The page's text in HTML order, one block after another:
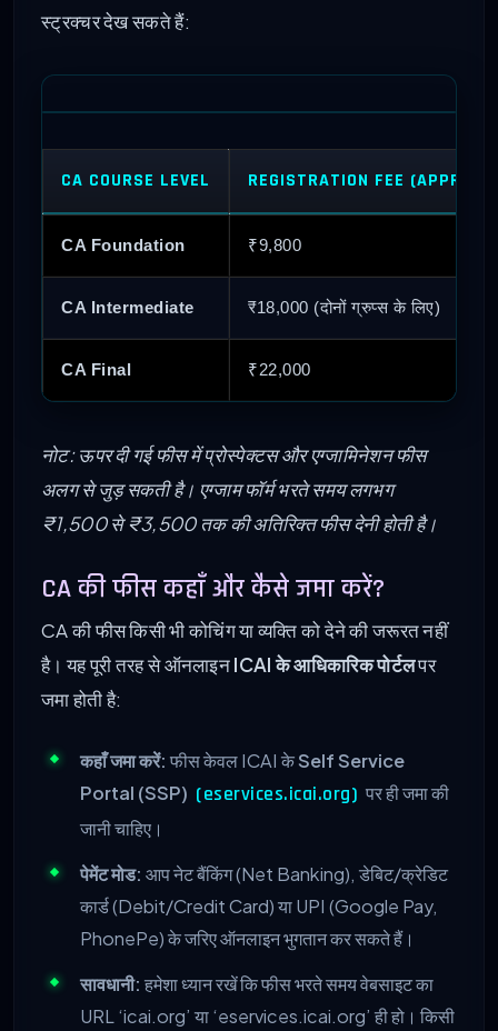
स्ट्रक्चर देख सकते हैं:
CA COURSE LEVEL REGISTRATION FEE (APPROX.)
CA Foundation ₹9,800
CA Intermediate ₹18,000 (दोनों ग्रुप्स के लिए)
CA Final ₹22,000
नोट: ऊपर दी गई फीस में प्रोस्पेक्टस और एग्जामिनेशन फीस
अलग से जुड़ सकती है। एग्जाम फॉर्म भरते समय लगभग
₹1,500 से ₹3,500 तक की अतिरिक्त फीस देनी होती है।
CA की फीस कहाँ और कैसे जमा करें?
CA की फीस किसी भी कोचिंग या व्यक्ति को देने की जरूरत नहीं
है। यह पूरी तरह से ऑनलाइनICAI के आधिकारिक पोर्टलपर
जमा होती है:
कहाँ जमा करें: फीस केवल ICAI केSelf Service
Portal (SSP) (eservices.icai.org) पर ही जमा की
जानी चाहिए।
पेमेंट मोड: आप नेट बैंकिंग (Net Banking), डेबिट/क्रेडिट
कार्ड (Debit/Credit Card) या UPI (Google Pay,
PhonePe) के जरिए ऑनलाइन भुगतान कर सकते हैं।
सावधानी: हमेशा ध्यान रखें कि फीस भरते समय वेबसाइट का
URL ‘icai.org’ या ‘eservices.icai.org’ ही हो। किसी